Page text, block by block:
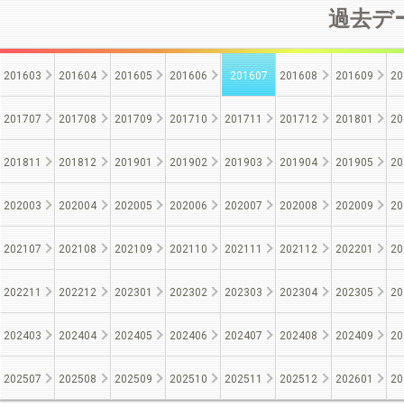
過去デ
201603 201604 201605 201606 201607 201608 201609
201707 201708 201709 201710 201711 201712 201801
201811 201812 201901 201902 201903 201904 201905
202003 202004 202005 202006 202007 202008 202009
202107 202108 202109 202110 202111 202112 202201
202211 202212 202301 202302 202303 202304 202305
202403 202404 202405 202406 202407 202408 202409
202507 202508 202509 202510 202511 202512 202601